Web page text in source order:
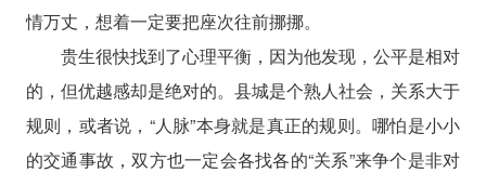
情万丈，想着一定要把座次往前挪挪。
贵生很快找到了心理平衡，因为他发现，公平是相对
的，但优越感却是绝对的。县城是个熟人社会，关系大于
规则，或者说，“人脉”本身就是真正的规则。哪怕是小小
的交通事故，双方也一定会各找各的“关系”来争个是非对